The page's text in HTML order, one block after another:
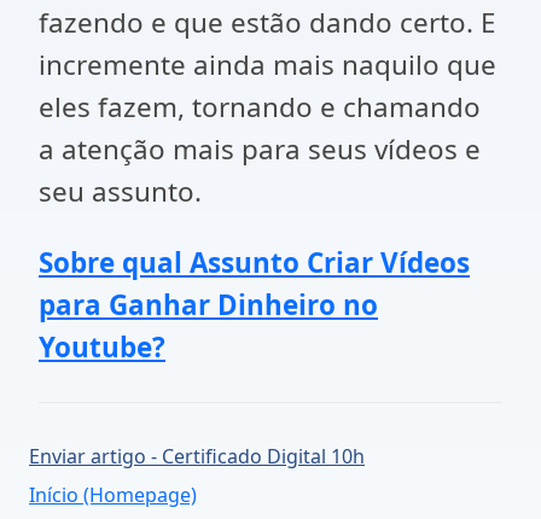
fazendo e que estão dando certo. E
incremente ainda mais naquilo que
eles fazem, tornando e chamando
a atenção mais para seus vídeos e
seu assunto.
Sobre qual Assunto Criar Vídeos
para Ganhar Dinheiro no
Youtube?
Enviar artigo - Certificado Digital 10h
Início (Homepage)